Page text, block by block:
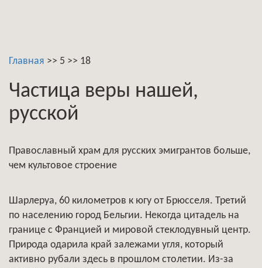
Главная >> 5 >> 18
Частица веры нашей,
русской
Православный храм для русских эмигрантов больше,
чем культовое строение
Шарлеруа, 60 километров к югу от Брюсселя. Третий
по населению город Бельгии. Некогда цитадель на
границе с Францией и мировой стеклодувный центр.
Природа одарила край залежами угля, который
активно рубали здесь в прошлом столетии. Из-за